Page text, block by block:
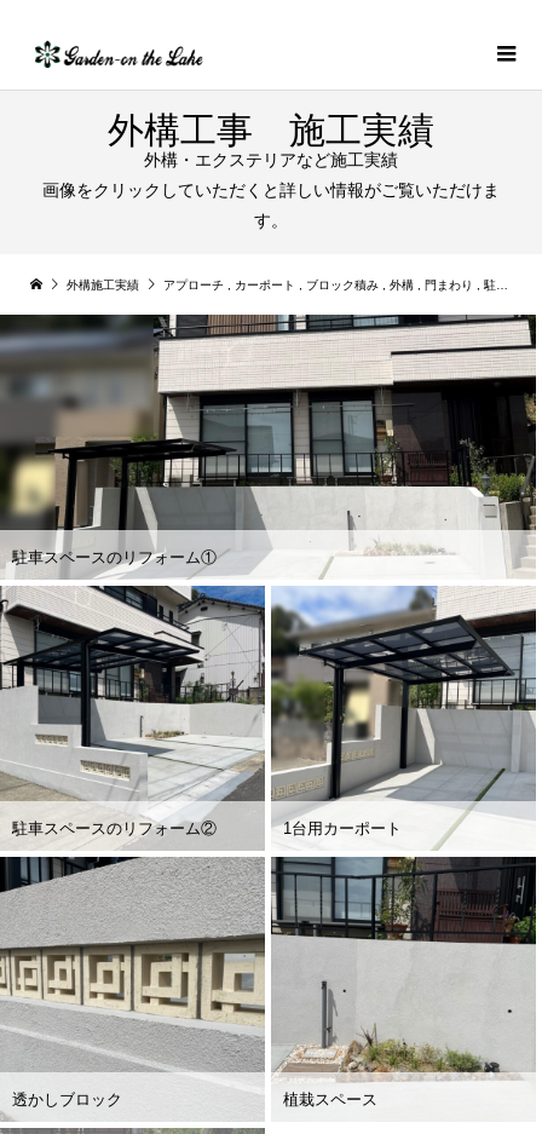
外構工事 施工実績
外構・エクステリアなど施工実績
画像をクリックしていただくと詳しい情報がご覧いただけま
す。
外構施工実績 アプローチ カーポート ブロック積み 外構 門まわり 駐車場
駐車スペースのリフォーム①
駐車スペースのリフォーム② 1台用カーポート
透かしブロック 植栽スペース